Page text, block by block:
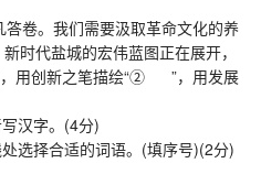
。我们需要汲取革命文化的养
时代盐城的宏伟蓝图正在展开，
用创新之笔描绘“② ”，用发展
汉字。(4分)
择合适的词语。(填序号)(2分)